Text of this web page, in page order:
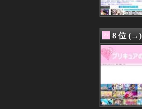
08/06 20:00
08/06 20:00
08/06 19:47
08/06 19:34
08/06 19:30
08/06 19:29
08/06 19:23
08/06 19:02
08/06 19:00
08/06 19:00
8 位 (→)